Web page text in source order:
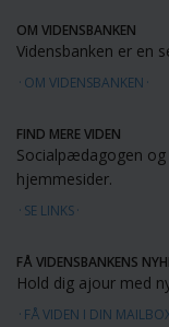
OM VIDENSBANKEN
Vidensbanken er en
OM VIDENSBANKEN
FIND MERE VIDEN
Socialpædagogen
hjemmesider.
SE LINKS
FÅ VIDENSBANKENS
Hold dig ajour med
FÅ VIDEN I DIN